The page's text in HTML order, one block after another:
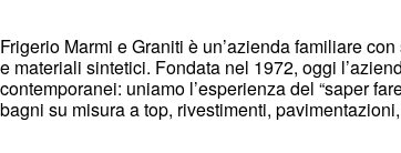
Frigerio Marmi e Graniti è un’azienda familiare
e materiali sintetici. Fondata nel 1972, oggi
contemporanei: uniamo l’esperienza del “saper
bagni su misura a top, rivestimenti,